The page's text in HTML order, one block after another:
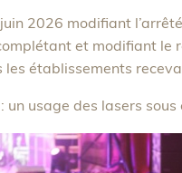
2026 modifiant
et modifiant le
les établissements
un usage des lasers sous